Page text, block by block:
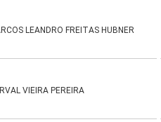
LEANDRO FREITAS HUBNER
VIEIRA PEREIRA